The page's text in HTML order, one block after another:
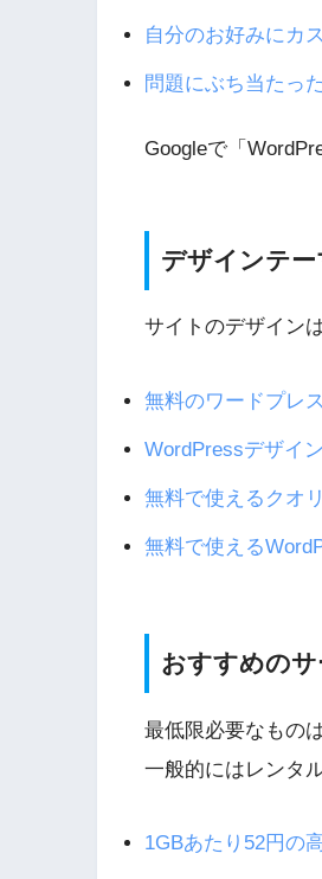
自分のお好みにカ
問題にぶち当たっ
Googleで「
デザインテ
サイトのデザイン
無料のワードプレ
WordPressデザイ
無料で使えるクオ
無料で使える
おすすめのサ
最低限必要なもの
一般的にはレンタ
1GBあたり52円の